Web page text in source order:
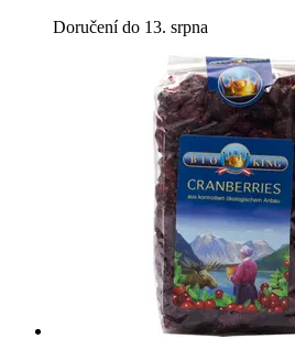
Doručení do 13. srpna